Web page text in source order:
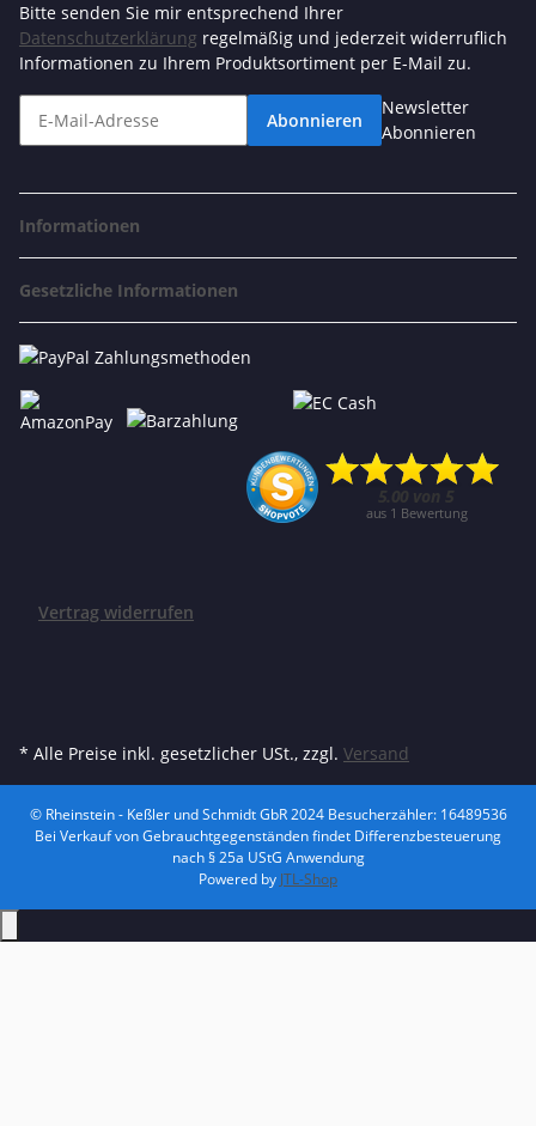
Bitte senden Sie mir entsprechend Ihrer
Datenschutzerklärung regelmäßig und jederzeit widerruflich
Informationen zu Ihrem Produktsortiment per E-Mail zu.
Abonnieren
Newsletter
Abonnieren
Informationen
Gesetzliche Informationen
Vertrag widerrufen
* Alle Preise inkl. gesetzlicher USt., zzgl. Versand
© Rheinstein - Keßler und Schmidt GbR 2024Besucherzähler: 16489536
Bei Verkauf von Gebrauchtgegenständen findet Differenzbesteuerung
nach § 25a UStG Anwendung
Powered by JTL-Shop